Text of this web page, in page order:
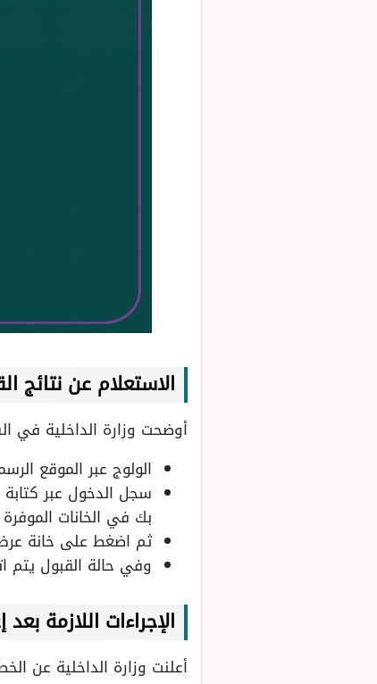
الاستعلام عن نتائج
أوضحت وزارة الداخلية في
الولوج عبر الموقع
سجل الدخول عبر كتابة
بك في الخانات
ثم اضغط على خانة عرض
وفي حالة القبول يتم
الإجراءات اللازمة بعد
أعلنت وزارة الداخلية عن